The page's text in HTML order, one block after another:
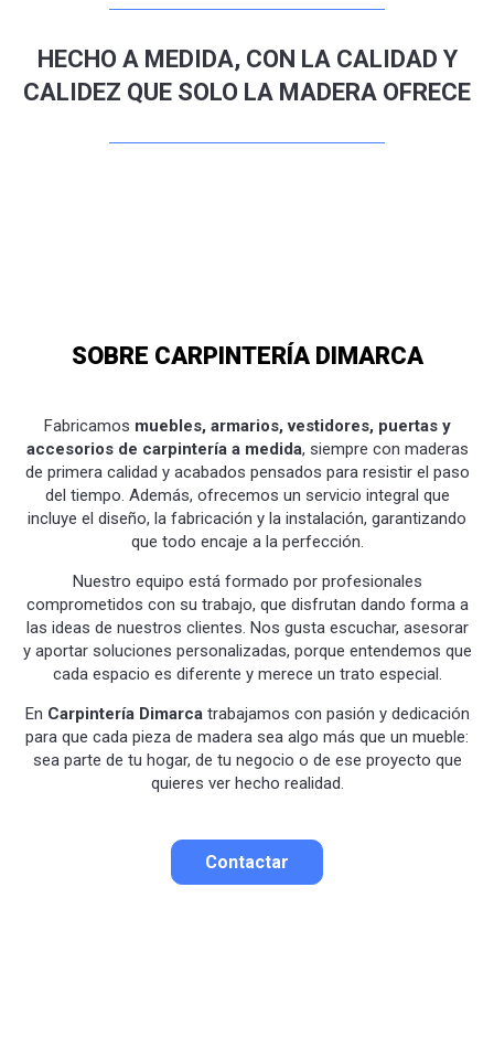
HECHO A MEDIDA, CON LA CALIDAD Y
CALIDEZ QUE SOLO LA MADERA OFRECE
SOBRE CARPINTERÍA DIMARCA
Fabricamos muebles, armarios, vestidores, puertas y
accesorios de carpintería a medida, siempre con maderas
de primera calidad y acabados pensados para resistir el paso
del tiempo. Además, ofrecemos un servicio integral que
incluye el diseño, la fabricación y la instalación, garantizando
que todo encaje a la perfección.
Nuestro equipo está formado por profesionales
comprometidos con su trabajo, que disfrutan dando forma a
las ideas de nuestros clientes. Nos gusta escuchar, asesorar
y aportar soluciones personalizadas, porque entendemos que
cada espacio es diferente y merece un trato especial.
En Carpintería Dimarcatrabajamos con pasión y dedicación
para que cada pieza de madera sea algo más que un mueble:
sea parte de tu hogar, de tu negocio o de ese proyecto que
quieres ver hecho realidad.
Contactar